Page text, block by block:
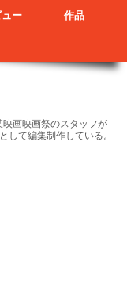
ー 作品
画映画祭のスタッフが
て編集制作している。